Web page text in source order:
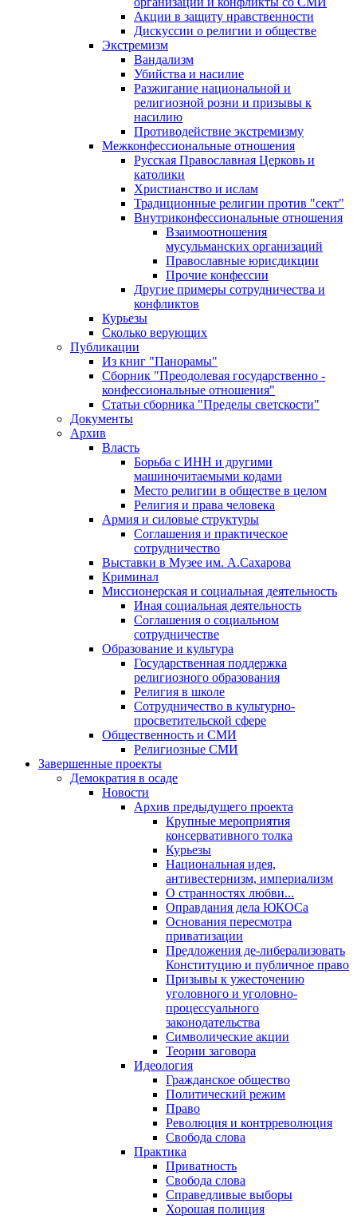
Акции в защиту нравственности
Дискуссии о религии и обществе
Экстремизм
Вандализм
Убийства и насилие
Разжигание национальной и
религиозной розни и призывы к
насилию
Противодействие экстремизму
Межконфессиональные отношения
Русская Православная Церковь и
католики
Христианство и ислам
Традиционные религии против "сект"
Внутриконфессиональные отношения
Взаимоотношения
мусульманских организаций
Православные юрисдикции
Прочие конфессии
Другие примеры сотрудничества и
конфликтов
Курьезы
Сколько верующих
Публикации
Из книг "Панорамы"
Сборник "Преодолевая государственно -
конфессиональные отношения"
Статьи сборника "Пределы светскости"
Документы
Архив
Власть
Борьба с ИНН и другими
машиночитаемыми кодами
Место религии в обществе в целом
Религия и права человека
Армия и силовые структуры
Соглашения и практическое
сотрудничество
Выставки в Музее им. А.Сахарова
Криминал
Миссионерская и социальная деятельность
Иная социальная деятельность
Соглашения о социальном
сотрудничестве
Образование и культура
Государственная поддержка
религиозного образования
Религия в школе
Сотрудничество в культурно-
просветительской сфере
Общественность и СМИ
Религиозные СМИ
Завершенные проекты
Демократия в осаде
Новости
Архив предыдущего проекта
Крупные мероприятия
консервативного толка
Курьезы
Национальная идея,
антивестернизм, империализм
О странностях любви...
Оправдания дела ЮКОСа
Основания пересмотра
приватизации
Предложения де-либерализовать
Конституцию и публичное право
Призывы к ужесточению
уголовного и уголовно-
процессуального
законодательства
Символические акции
Теории заговора
Идеология
Гражданское общество
Политический режим
Право
Революция и контрреволюция
Свобода слова
Практика
Приватность
Свобода слова
Справедливые выборы
Хорошая полиция